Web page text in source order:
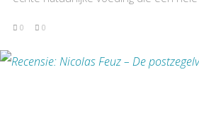
0 0
BEKIJK